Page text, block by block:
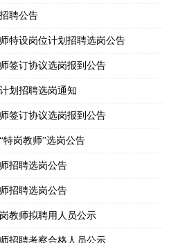
聘公告
特设岗位计划招聘选岗公告
签订协议选岗报到公告
划招聘选岗通知
签订协议选岗报到公告
特岗教师”选岗公告
招聘选岗公告
招聘选岗公告
教师拟聘用人员公示
招聘考察合格人员公示